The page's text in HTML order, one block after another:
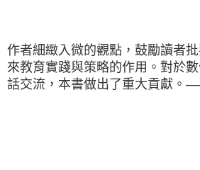
作者細緻入微的觀點，鼓勵讀者
來教育實踐與策略的作用。對於
話交流，本書做出了重大貢獻。